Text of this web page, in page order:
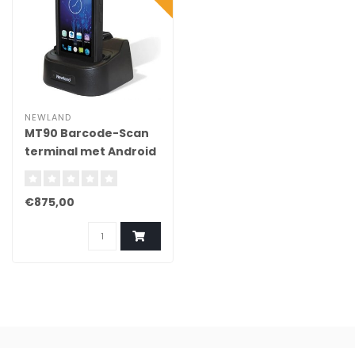
NEWLAND
MT90 Barcode-Scan
terminal met Android
€875,00